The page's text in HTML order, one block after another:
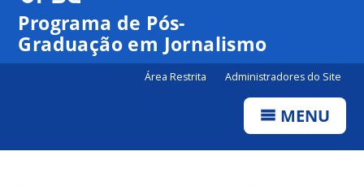
Programa de Pós-
Graduação em Jornalismo
Área Restrita Administradores do Site
MENU